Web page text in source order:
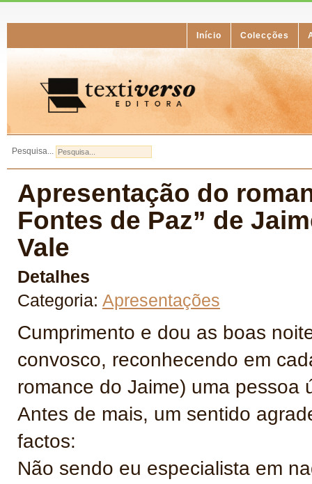
Início Colecções
Pesquisa...
Apresentação do
Fontes de Paz” de
Vale
Detalhes
Categoria: Apresentações
Cumprimento e dou as boas
convosco, reconhecendo em
romance do Jaime) uma pessoa
Antes de mais, um sentido
factos:
Não sendo eu especialista em